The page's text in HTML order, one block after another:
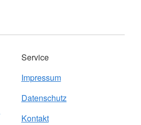
Service
Impressum
Datenschutz
Kontakt